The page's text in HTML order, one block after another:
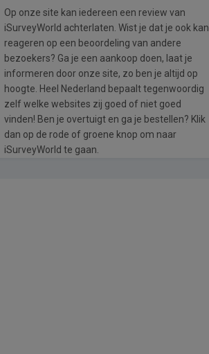
Op onze site kan iedereen een review van
iSurveyWorld achterlaten. Wist je dat je ook kan
reageren op een beoordeling van andere
bezoekers? Ga je een aankoop doen, laat je
informeren door onze site, zo ben je altijd op
hoogte. Heel Nederland bepaalt tegenwoordig
zelf welke websites zij goed of niet goed
vinden! Ben je overtuigt en ga je bestellen? Klik
dan op de rode of groene knop om naar
iSurveyWorld te gaan.